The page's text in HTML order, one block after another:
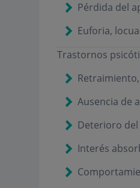
Pérdida del
Euforia,
Trastornos
Ausencia de
Deterioro
Interés